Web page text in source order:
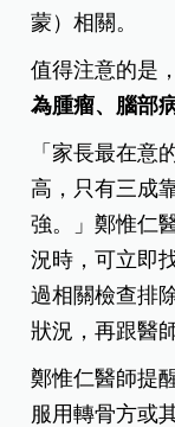
蒙）相關。
值得注意的是，
為腫瘤、腦部
「家長最在意
高，只有三成
強。」鄭惟仁
況時，可立即
過相關檢查排
狀況，再跟醫
鄭惟仁醫師提
服用轉骨方或